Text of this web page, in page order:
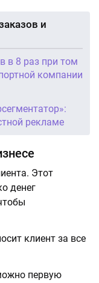
и
в 8 раз при том
компании
рекламе
Этот
денег
клиент за все
первую